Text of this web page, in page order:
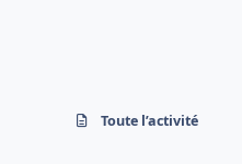
Toute l’activité